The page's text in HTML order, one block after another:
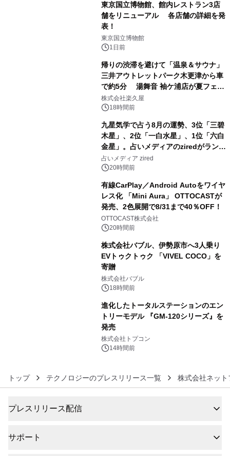
東京国立博物館、館内レストラン3店
舗をリニューアル 各店舗の詳細を発
表！
東京国立博物館
1日前
帰りの渋滞を避けて「温泉＆サウナ」
三井アウトレットパーク木更津から車
で約5分 湯舞音 袖ケ浦店が夏フェア
メニューを提供
株式会社楽久屋
18時間前
九星気学で占う8月の運勢、3位「三碧
木星」、2位「一白水星」、1位「六白
金星」。占いメディアのziredがランキ
ングを発表
占いメディア zired
20時間前
有線CarPlay／Android Autoをワイヤ
レス化 「Mini Aura」 OTTOCASTが
発売、2色展開で8/31まで40％OFF！
OTTOCAST株式会社
20時間前
株式会社バブル、伊勢原市へ3人乗り
EVトゥクトゥク 「VIVEL COCO」を
寄贈
株式会社バブル
18時間前
進化したトータルステーションのエン
トリーモデル 『GM-120シリーズ』を
発売
株式会社トプコン
14時間前
トップ テクノロジーのプレスリリース一覧 株式会社ネット
プレスリリース配信
サポート